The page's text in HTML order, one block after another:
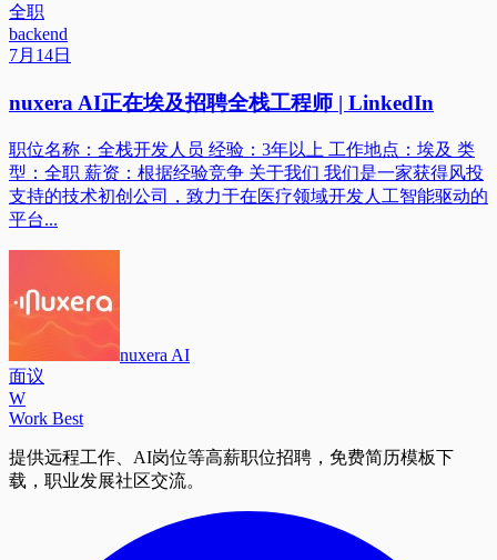
全职
backend
7月14日
nuxera AI正在埃及招聘全栈工程师 | LinkedIn
职位名称：全栈开发人员 经验：3年以上 工作地点：埃及 类
型：全职 薪资：根据经验竞争 关于我们 我们是一家获得风投
支持的技术初创公司，致力于在医疗领域开发人工智能驱动的
平台...
nuxera AI
面议
W
Work Best
提供远程工作、AI岗位等高薪职位招聘，免费简历模板下
载，职业发展社区交流。